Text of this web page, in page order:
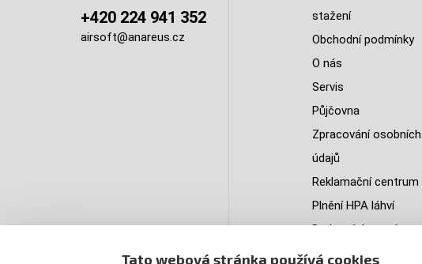
Tato webová stránka používá cookies
+420 224 941 352
airsoft@anareus.cz
stažení
Obchodní podmínky
O nás
Servis
Půjčovna
Zpracování osobních
údajů
Reklamační centrum
Plnění HPA láhví
Do kterých zemí
doručujeme